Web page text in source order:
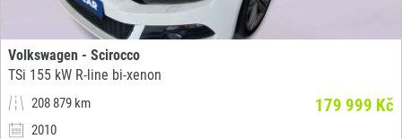
Volkswagen - Scirocco
TSi 155 kW R-line bi-xenon
208 879 km
2010
179 999 Kč